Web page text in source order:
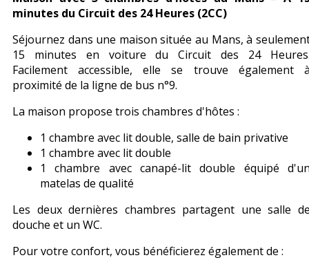
minutes du Circuit des 24 Heures (2CC)
Séjournez dans une maison située au Mans, à
15 minutes en voiture du Circuit des 24
Facilement accessible, elle se trouve également
proximité de la ligne de bus n°9.
La maison propose trois chambres d'hôtes :
1 chambre avec lit double, salle de bain privative
1 chambre avec lit double
1 chambre avec canapé-lit double équipé
matelas de qualité
Les deux dernières chambres partagent une salle
douche et un WC.
Pour votre confort, vous bénéficierez également de :